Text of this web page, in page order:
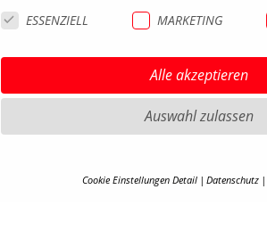
HIGHLIGHTS MTB
ESSENZIELL MARKETING
Alle akzeptieren
Auswahl zulassen
Cookie Einstellungen Detail Datenschutz